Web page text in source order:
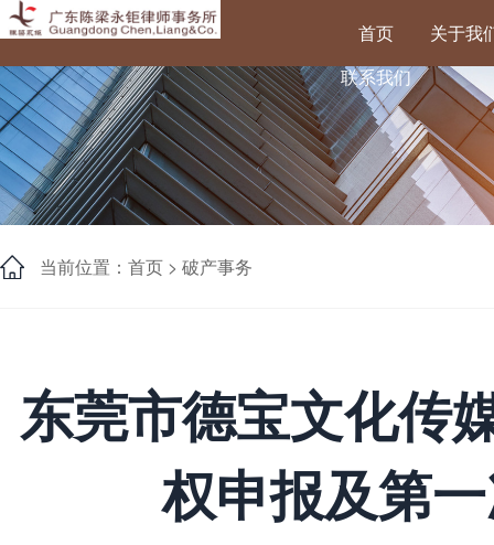
首页
关于我
联系我们
当前位置：首页 > 破产事务
东莞市德宝文化传
权申报及第